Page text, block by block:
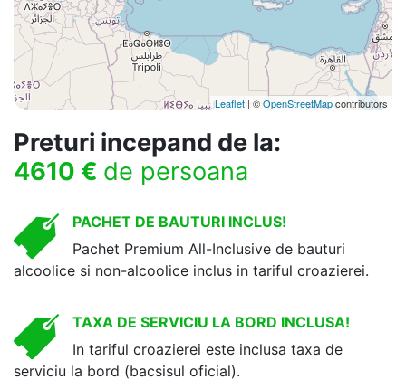
Leaflet | ©OpenStreetMapcontributors
Preturi incepand de la:
4610 € de persoana
PACHET DE BAUTURI INCLUS!
Pachet Premium All-Inclusive de bauturi
alcoolice si non-alcoolice inclus in tariful croazierei.
TAXA DE SERVICIU LA BORD INCLUSA!
In tariful croazierei este inclusa taxa de
serviciu la bord (bacsisul oficial).